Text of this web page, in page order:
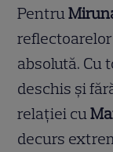
Pentru
absolută. Cu
deschis și
relației cu
decurs